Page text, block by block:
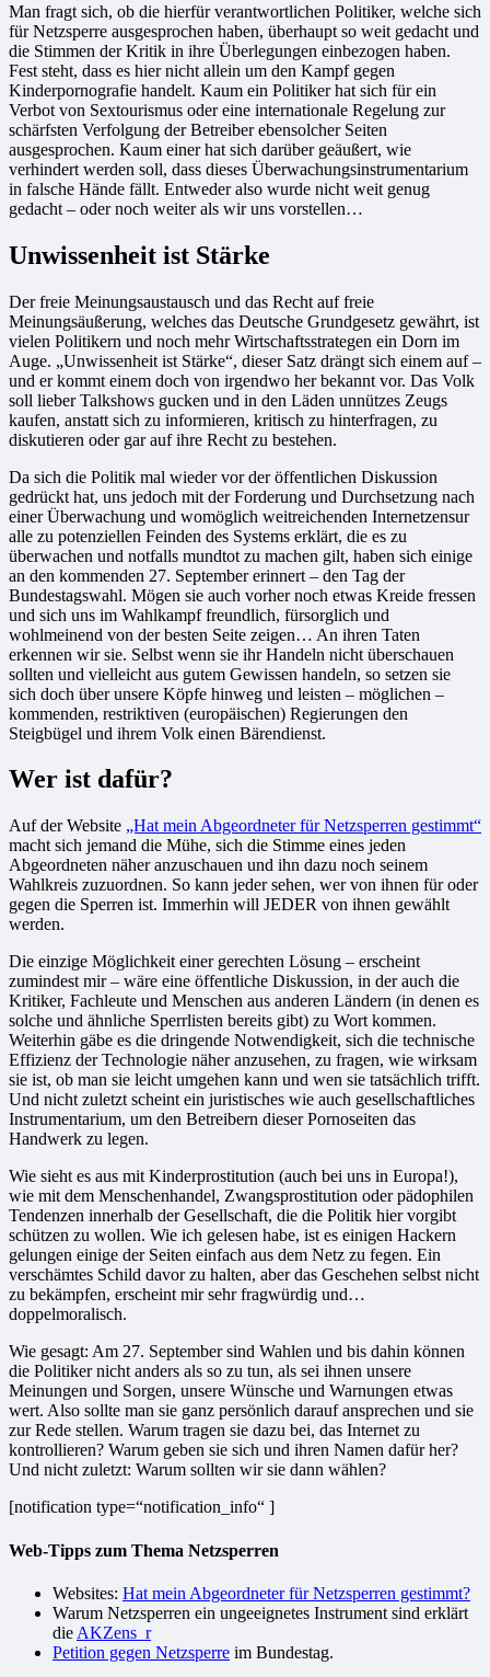
Man fragt sich, ob die hierfür verantwortlichen Politiker, welche sich
für Netzsperre ausgesprochen haben, überhaupt so weit gedacht und
die Stimmen der Kritik in ihre Überlegungen einbezogen haben.
Fest steht, dass es hier nicht allein um den Kampf gegen
Kinderpornografie handelt. Kaum ein Politiker hat sich für ein
Verbot von Sextourismus oder eine internationale Regelung zur
schärfsten Verfolgung der Betreiber ebensolcher Seiten
ausgesprochen. Kaum einer hat sich darüber geäußert, wie
verhindert werden soll, dass dieses Überwachungsinstrumentarium
in falsche Hände fällt. Entweder also wurde nicht weit genug
gedacht – oder noch weiter als wir uns vorstellen…
Unwissenheit ist Stärke
Der freie Meinungsaustausch und das Recht auf freie
Meinungsäußerung, welches das Deutsche Grundgesetz gewährt, ist
vielen Politikern und noch mehr Wirtschaftsstrategen ein Dorn im
Auge. „Unwissenheit ist Stärke“, dieser Satz drängt sich einem auf –
und er kommt einem doch von irgendwo her bekannt vor. Das Volk
soll lieber Talkshows gucken und in den Läden unnützes Zeugs
kaufen, anstatt sich zu informieren, kritisch zu hinterfragen, zu
diskutieren oder gar auf ihre Recht zu bestehen.
Da sich die Politik mal wieder vor der öffentlichen Diskussion
gedrückt hat, uns jedoch mit der Forderung und Durchsetzung nach
einer Überwachung und womöglich weitreichenden Internetzensur
alle zu potenziellen Feinden des Systems erklärt, die es zu
überwachen und notfalls mundtot zu machen gilt, haben sich einige
an den kommenden 27. September erinnert – den Tag der
Bundestagswahl. Mögen sie auch vorher noch etwas Kreide fressen
und sich uns im Wahlkampf freundlich, fürsorglich und
wohlmeinend von der besten Seite zeigen… An ihren Taten
erkennen wir sie. Selbst wenn sie ihr Handeln nicht überschauen
sollten und vielleicht aus gutem Gewissen handeln, so setzen sie
sich doch über unsere Köpfe hinweg und leisten – möglichen –
kommenden, restriktiven (europäischen) Regierungen den
Steigbügel und ihrem Volk einen Bärendienst.
Wer ist dafür?
Auf der Website „Hat mein Abgeordneter für Netzsperren gestimmt“
macht sich jemand die Mühe, sich die Stimme eines jeden
Abgeordneten näher anzuschauen und ihn dazu noch seinem
Wahlkreis zuzuordnen. So kann jeder sehen, wer von ihnen für oder
gegen die Sperren ist. Immerhin will JEDER von ihnen gewählt
werden.
Die einzige Möglichkeit einer gerechten Lösung – erscheint
zumindest mir – wäre eine öffentliche Diskussion, in der auch die
Kritiker, Fachleute und Menschen aus anderen Ländern (in denen es
solche und ähnliche Sperrlisten bereits gibt) zu Wort kommen.
Weiterhin gäbe es die dringende Notwendigkeit, sich die technische
Effizienz der Technologie näher anzusehen, zu fragen, wie wirksam
sie ist, ob man sie leicht umgehen kann und wen sie tatsächlich trifft.
Und nicht zuletzt scheint ein juristisches wie auch gesellschaftliches
Instrumentarium, um den Betreibern dieser Pornoseiten das
Handwerk zu legen.
Wie sieht es aus mit Kinderprostitution (auch bei uns in Europa!),
wie mit dem Menschenhandel, Zwangsprostitution oder pädophilen
Tendenzen innerhalb der Gesellschaft, die die Politik hier vorgibt
schützen zu wollen. Wie ich gelesen habe, ist es einigen Hackern
gelungen einige der Seiten einfach aus dem Netz zu fegen. Ein
verschämtes Schild davor zu halten, aber das Geschehen selbst nicht
zu bekämpfen, erscheint mir sehr fragwürdig und…
doppelmoralisch.
Wie gesagt: Am 27. September sind Wahlen und bis dahin können
die Politiker nicht anders als so zu tun, als sei ihnen unsere
Meinungen und Sorgen, unsere Wünsche und Warnungen etwas
wert. Also sollte man sie ganz persönlich darauf ansprechen und sie
zur Rede stellen. Warum tragen sie dazu bei, das Internet zu
kontrollieren? Warum geben sie sich und ihren Namen dafür her?
Und nicht zuletzt: Warum sollten wir sie dann wählen?
[notification type=“notification_info“ ]
Web-Tipps zum Thema Netzsperren
Websites: Hat mein Abgeordneter für Netzsperren gestimmt?
Warum Netzsperren ein ungeeignetes Instrument sind erklärt
die AKZens_r
Petition gegen Netzsperre im Bundestag.